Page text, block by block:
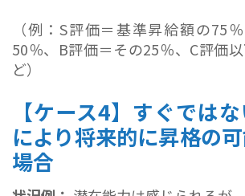
（例：S評価＝基準昇給額の75
50％、B評価＝その25％、C評価
ど）
【ケース4】すぐでは
により将来的に昇格の
場合